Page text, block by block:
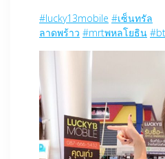
#lucky13mobile #เซ็นทรัล
ลาดพร้าว #mrtพหลโยธิน